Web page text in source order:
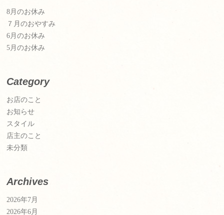
8月のお休み
７月のおやすみ
6月のお休み
5月のお休み
Category
お店のこと
お知らせ
スタイル
店主のこと
未分類
Archives
2026年7月
2026年6月